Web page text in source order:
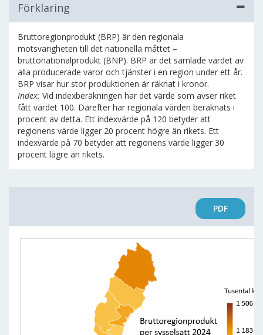
Förklaring
Bruttoregionprodukt (BRP) är den regionala
motsvarigheten till det nationella måttet –
bruttonationalprodukt (BNP). BRP är det samlade värdet av
alla producerade varor och tjänster i en region under ett år.
BRP visar hur stor produktionen är räknat i kronor.
Index: Vid indexberäkningen har det värde som avser riket
fått värdet 100. Därefter har regionala värden beräknats i
procent av detta. Ett indexvärde på 120 betyder att
regionens värde ligger 20 procent högre än rikets. Ett
indexvärde på 70 betyder att regionens värde ligger 30
procent lägre än rikets.
PDF